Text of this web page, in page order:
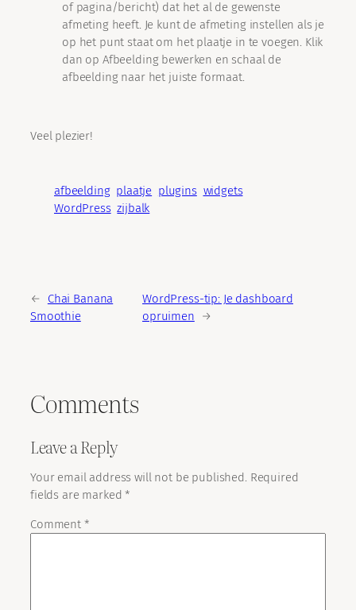
of pagina/bericht) dat het al de gewenste
afmeting heeft. Je kunt de afmeting instellen als je
op het punt staat om het plaatje in te voegen. Klik
dan op Afbeelding bewerken en schaal de
afbeelding naar het juiste formaat.
Veel plezier!
afbeelding plaatje plugins widgets
WordPress zijbalk
←
Chai Banana
Smoothie
WordPress-tip: Je dashboard
opruimen
→
Comments
Leave a Reply
Your email address will not be published. Required
fields are marked*
Comment *